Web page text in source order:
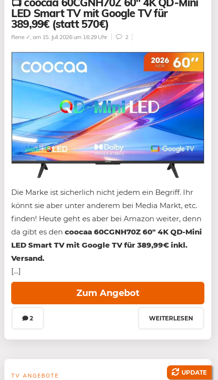
LED Smart TV mit Google TV für
389,99€ (statt 570€)
Rene ✓ , am 15. Juli 2026 um 16:29 Uhr 2
Die Marke ist sicherlich nicht jedem ein Begriff. Ihr
könnt sie aber unter anderem bei Media Markt, etc.
finden! Heute geht es aber bei Amazon weiter, denn
da gibt es den coocaa 60CGNH70Z 60″ 4K QD-Mini
LED Smart TV mit Google TV für 389,99€ inkl.
Versand.
[…]
2
Zum Angebot
WEITERLESEN
TV ANGEBOTE UPDATE